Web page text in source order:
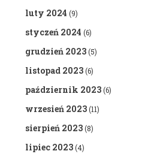
luty 2024 (9)
styczeń 2024 (6)
grudzień 2023(5)
listopad 2023(6)
październik 2023(6)
wrzesień 2023(11)
sierpień 2023(8)
lipiec 2023(4)